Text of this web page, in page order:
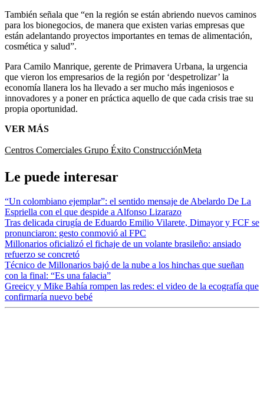
También señala que “en la región se están abriendo nuevos caminos
para los bionegocios, de manera que existen varias empresas que
están adelantando proyectos importantes en temas de alimentación,
cosmética y salud”.
Para Camilo Manrique, gerente de Primavera Urbana, la urgencia
que vieron los empresarios de la región por ‘despetrolizar’ la
economía llanera los ha llevado a ser mucho más ingeniosos e
innovadores y a poner en práctica aquello de que cada crisis trae su
propia oportunidad.
VER MÁS
Centros Comerciales Grupo Éxito ConstrucciónMeta
Le puede interesar
“Un colombiano ejemplar”: el sentido mensaje de Abelardo De La
Espriella con el que despide a Alfonso Lizarazo
Tras delicada cirugía de Eduardo Emilio Vilarete, Dimayor y FCF se
pronunciaron: gesto conmovió al FPC
Millonarios oficializó el fichaje de un volante brasileño: ansiado
refuerzo se concretó
Técnico de Millonarios bajó de la nube a los hinchas que sueñan
con la final: “Es una falacia”
Greeicy y Mike Bahía rompen las redes: el video de la ecografía que
confirmaría nuevo bebé